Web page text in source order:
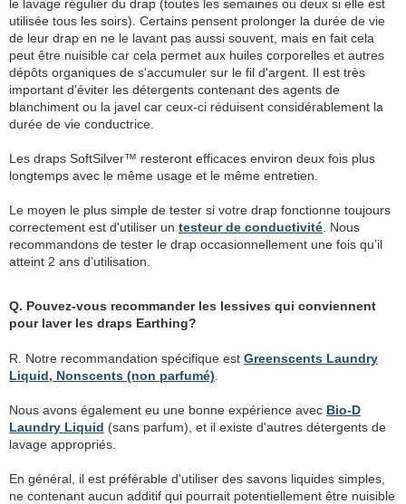
le lavage régulier du drap (toutes les semaines ou deux si elle est
utilisée tous les soirs). Certains pensent prolonger la durée de vie
de leur drap en ne le lavant pas aussi souvent, mais en fait cela
peut être nuisible car cela permet aux huiles corporelles et autres
dépôts organiques de s'accumuler sur le fil d'argent. Il est très
important d'éviter les détergents contenant des agents de
blanchiment ou la javel car ceux-ci réduisent considérablement la
durée de vie conductrice.
Les draps SoftSilver™ resteront efficaces environ deux fois plus
longtemps avec le même usage et le même entretien.
Le moyen le plus simple de tester si votre drap fonctionne toujours
correctement est d'utiliser un testeur de conductivité . Nous
recommandons de tester le drap occasionnellement une fois qu’il
atteint 2 ans d’utilisation.
Q. Pouvez-vous recommander les lessives qui conviennent
pour laver les draps Earthing?
R. Notre recommandation spécifique est Greenscents Laundry
Liquid, Nonscents (non parfumé)
Nous avons également eu une bonne expérience avec Bio-D
Laundry Liquid (sans parfum), et il existe d'autres détergents de
lavage appropriés.
En général, il est préférable d'utiliser des savons liquides simples,
ne contenant aucun additif qui pourrait potentiellement être nuisible